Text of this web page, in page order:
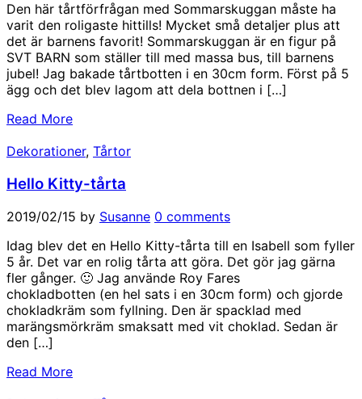
Den här tårtförfrågan med Sommarskuggan måste ha
varit den roligaste hittills! Mycket små detaljer plus att
det är barnens favorit! Sommarskuggan är en figur på
SVT BARN som ställer till med massa bus, till barnens
jubel! Jag bakade tårtbotten i en 30cm form. Först på 5
ägg och det blev lagom att dela bottnen i […]
Read More
Dekorationer, Tårtor
Hello Kitty-tårta
2019/02/15 by Susanne 0 comments
Idag blev det en Hello Kitty-tårta till en Isabell som fyller
5 år. Det var en rolig tårta att göra. Det gör jag gärna
fler gånger. 🙂 Jag använde Roy Fares
chokladbotten (en hel sats i en 30cm form) och gjorde
chokladkräm som fyllning. Den är spacklad med
marängsmörkräm smaksatt med vit choklad. Sedan är
den […]
Read More